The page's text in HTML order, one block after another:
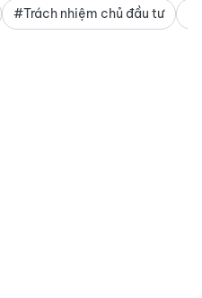
#Trách nhiệm chủ đầu tư